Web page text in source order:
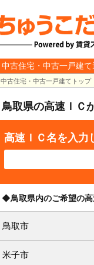
中古住宅・中古一戸建
中古住宅・中古一戸建てトップ
鳥取県の高速ＩＣ
高速ＩＣ名を入力
◆鳥取県内のご希望の
鳥取市
米子市